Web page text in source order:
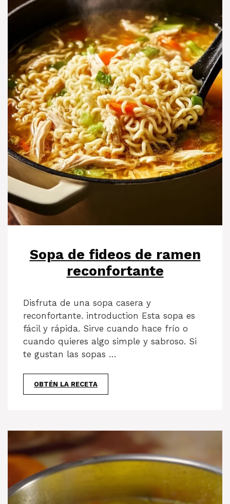
Sopa de fideos de ramen
reconfortante
Disfruta de una sopa casera y
reconfortante. introduction Esta sopa es
fácil y rápida. Sirve cuando hace frío o
cuando quieres algo simple y sabroso. Si
te gustan las sopas …
OBTÉN LA RECETA